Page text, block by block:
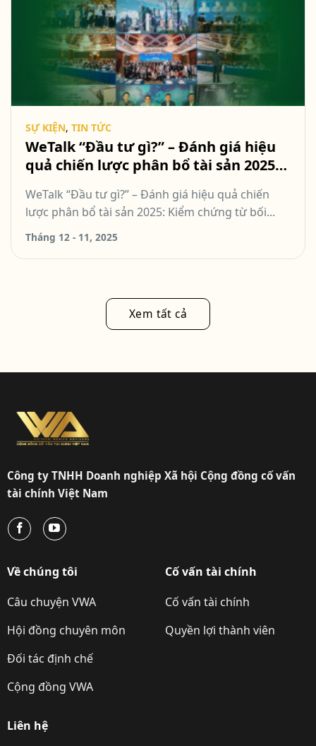
SỰ KIỆN, TIN TỨC
WeTalk “Đầu tư gì?” – Đánh giá hiệu
quả chiến lược phân bổ tài sản 2025:
động
WeTalk “Đầu tư gì?” – Đánh giá hiệu quả chiến
lược phân bổ tài sản 2025: Kiểm chứng từ bối...
Tháng 12 - 11, 2025
Xem tất cả
Công ty TNHH Doanh nghiệp Xã hội Cộng đồng cố vấn
tài chính Việt Nam
Về chúng tôi
Câu chuyện VWA
Hội đồng chuyên môn
Đối tác định chế
Cộng đồng VWA
Cố vấn tài chính
Cố vấn tài chính
Quyền lợi thành viên
Liên hệ